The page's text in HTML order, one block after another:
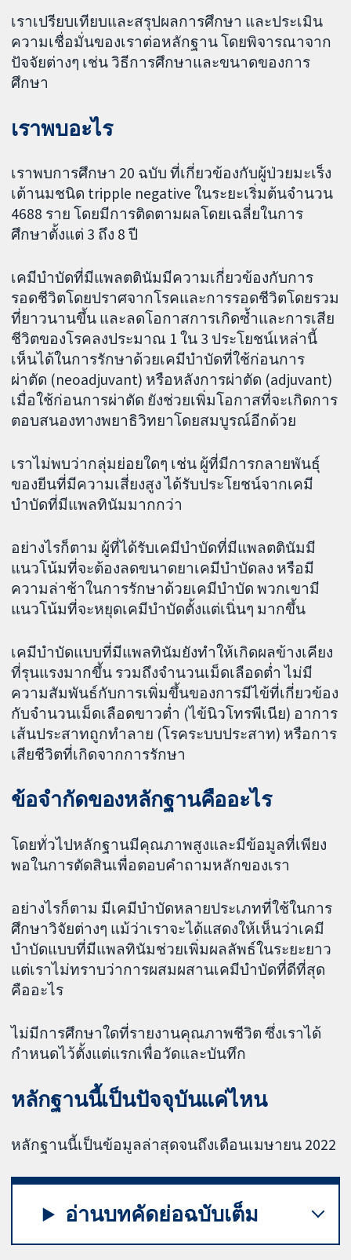
เราเปรียบเทียบและสรุปผลการศึกษา และประเมิน
ความเชื่อมั่นของเราต่อหลักฐาน โดยพิจารณาจาก
ปัจจัยต่างๆ เช่น วิธีการศึกษาและขนาดของการ
ศึกษา
เราพบอะไร
เราพบการศึกษา 20 ฉบับ ที่เกี่ยวข้องกับผู้ป่วยมะเร็ง
เต้านมชนิด tripple negative ในระยะเริ่มต้นจำนวน
4688 ราย โดยมีการติดตามผลโดยเฉลี่ยในการ
ศึกษาตั้งแต่ 3 ถึง 8 ปี
เคมีบำบัดที่มีแพลตตินัมมีความเกี่ยวข้องกับการ
รอดชีวิตโดยปราศจากโรคและการรอดชีวิตโดยรวม
ที่ยาวนานขึ้น และลดโอกาสการเกิดซ้ำและการเสีย
ชีวิตของโรคลงประมาณ 1 ใน 3 ประโยชน์เหล่านี้
เห็นได้ในการรักษาด้วยเคมีบำบัดที่ใช้ก่อนการ
ผ่าตัด (neoadjuvant) หรือหลังการผ่าตัด (adjuvant)
เมื่อใช้ก่อนการผ่าตัด ยังช่วยเพิ่มโอกาสที่จะเกิดการ
ตอบสนองทางพยาธิวิทยาโดยสมบูรณ์อีกด้วย
เราไม่พบว่ากลุ่มย่อยใดๆ เช่น ผู้ที่มีการกลายพันธุ์
ของยีนที่มีความเสี่ยงสูง ได้รับประโยชน์จากเคมี
บำบัดที่มีแพลทินัมมากกว่า
อย่างไรก็ตาม ผู้ที่ได้รับเคมีบำบัดที่มีแพลตตินัมมี
แนวโน้มที่จะต้องลดขนาดยาเคมีบำบัดลง หรือมี
ความล่าช้าในการรักษาด้วยเคมีบำบัด พวกเขามี
แนวโน้มที่จะหยุดเคมีบำบัดตั้งแต่เนิ่นๆ มากขึ้น
เคมีบำบัดแบบที่มีแพลทินัมยังทำให้เกิดผลข้างเคียง
ที่รุนแรงมากขึ้น รวมถึงจำนวนเม็ดเลือดต่ำ ไม่มี
ความสัมพันธ์กับการเพิ่มขึ้นของการมีไข้ที่เกี่ยวข้อง
กับจำนวนเม็ดเลือดขาวต่ำ (ไข้นิวโทรพีเนีย) อาการ
เส้นประสาทถูกทำลาย (โรคระบบประสาท) หรือการ
เสียชีวิตที่เกิดจากการรักษา
ข้อจำกัดของหลักฐานคืออะไร
โดยทั่วไปหลักฐานมีคุณภาพสูงและมีข้อมูลที่เพียง
พอในการตัดสินเพื่อตอบคำถามหลักของเรา
อย่างไรก็ตาม มีเคมีบำบัดหลายประเภทที่ใช้ในการ
ศึกษาวิจัยต่างๆ แม้ว่าเราจะได้แสดงให้เห็นว่าเคมี
บำบัดแบบที่มีแพลทินัมช่วยเพิ่มผลลัพธ์ในระยะยาว
แต่เราไม่ทราบว่าการผสมผสานเคมีบำบัดที่ดีที่สุด
คืออะไร
ไม่มีการศึกษาใดที่รายงานคุณภาพชีวิต ซึ่งเราได้
กำหนดไว้ตั้งแต่แรกเพื่อวัดและบันทึก
หลักฐานนี้เป็นปัจจุบันแค่ไหน
หลักฐานนี้เป็นข้อมูลล่าสุดจนถึงเดือนเมษายน 2022
อ่านบทคัดย่อฉบับเต็ม